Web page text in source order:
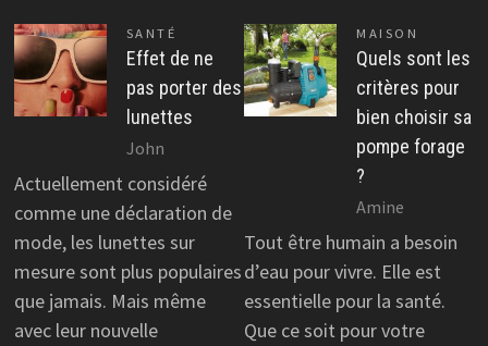
SANTÉ
Effet de ne
pas porter des
lunettes
John
Actuellement considéré
comme une déclaration de
mode, les lunettes sur
mesure sont plus populaires
que jamais. Mais même
avec leur nouvelle
MAISON
Quels sont les
critères pour
bien choisir sa
pompe forage
?
Amine
Tout être humain a besoin
d’eau pour vivre. Elle est
essentielle pour la santé.
Que ce soit pour votre